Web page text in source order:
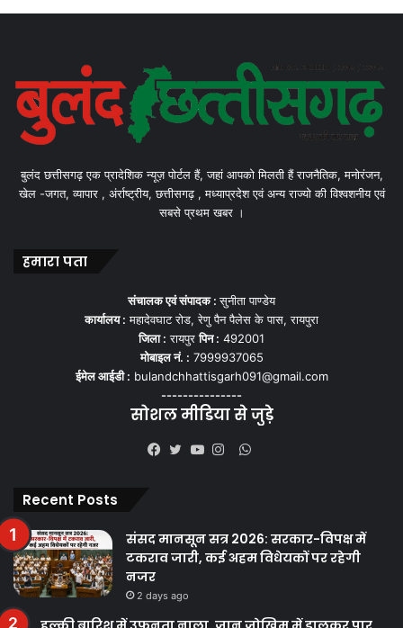
बुलंद छत्तीसगढ़ एक प्रादेशिक न्यूज़ पोर्टल हैं, जहां आपको मिलती हैं राजनैतिक, मनोरंजन,
खेल -जगत, व्यापार , अंर्राष्ट्रीय, छत्तीसगढ़ , मध्याप्रदेश एवं अन्य राज्यो की विश्वशनीय एवं
सबसे प्रथम खबर ।
हमारा पता
संचालक एवं संपादक :सुनीता पाण्डेय
कार्यालय : महादेवघाट रोड, रेणु पैन पैलेस के पास, रायपुरा
जिला : रायपुरपिन : 492001
मोबाइल नं. : 7999937065
ईमेल आईडी : bulandchhattisgarh091@gmail.com
---------------
सोशल मीडिया से जुड़े
WhatsApp
Recent Posts
संसद मानसून सत्र 2026: सरकार-विपक्ष में
टकराव जारी, कई अहम विधेयकों पर रहेगी
नजर
2 days ago